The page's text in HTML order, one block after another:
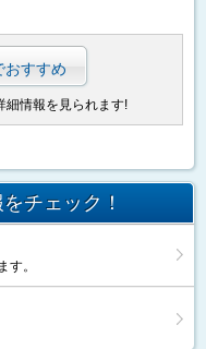
おすすめ
細情報を見られます!
チェック！
す。